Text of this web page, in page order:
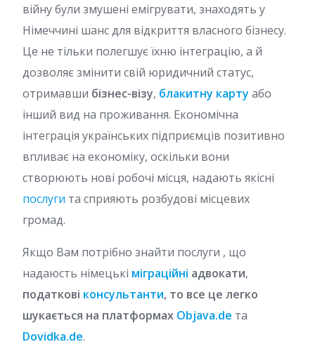
війну були змушені емігрувати, знаходять у
Німеччині шанс для відкриття власного бізнесу.
Це не тільки полегшує їхню інтеграцію, а й
дозволяє змінити свій юридичний статус,
отримавши бізнес-візу, блакитну карту або
інший вид на проживання. Економічна
інтеграція українських підприємців позитивно
впливає на економіку, оскільки вони
створюють нові робочі місця, надають якісні
послуги та сприяють розбудові місцевих
громад.
Якщо Вам потрібно знайти послуги , що
надаюсть німецькі міграційні адвокати,
податкові консультанти, то все це легко
шукається на платформах Objava.de та
Dovidka.de.